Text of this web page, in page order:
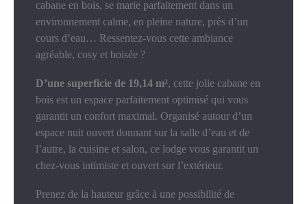
cabane en bois, se marie parfaitement dans un
environnement calme, en pleine nature, près d’un
cours d’eau… Ressentez-vous cette ambiance
agréable, cosy et boisée ?
D’une superficie de 19,14 m², cette jolie cabane en
bois est un espace parfaitement optimisé qui vous
garantit un confort maximal. Organisé autour d’un
espace nuit ouvert donnant sur la salle d’eau et de
l’autre, la cuisine et salon, ce lodge vous garantit un
chez-vous intimiste et ouvert sur l’extérieur.
Prenez de la hauteur grâce à une possibilité de